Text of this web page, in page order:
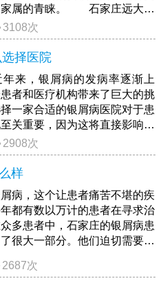
家属的青睐。 石家庄远大中
医院位于石家庄市中心
3108次
择医院
，银屑病的发病率逐渐上
者和医疗机构带来了巨大的挑
一家合适的银屑病医院对于患
关重要，因为这将直接影响到
果和康复进程。下面是一些关
2908次
样
，这个让患者痛苦不堪的疾
都有数以万计的患者在寻求治
多患者中，石家庄的银屑病患
很大一部分。他们迫切需要知
2687次